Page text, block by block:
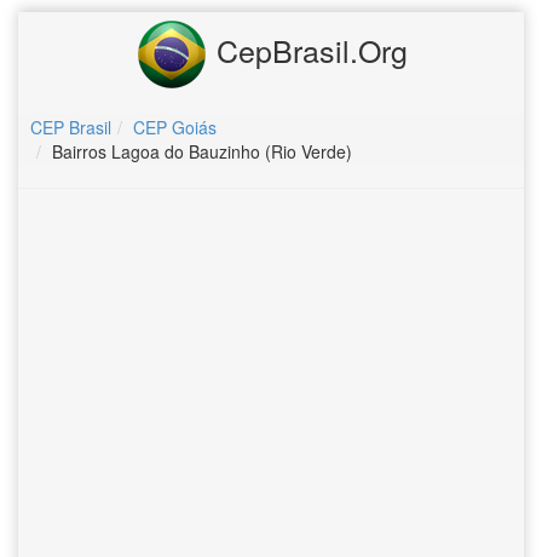
CepBrasil.Org
CEP Brasil
CEP Goiás
Bairros Lagoa do Bauzinho (Rio Verde)